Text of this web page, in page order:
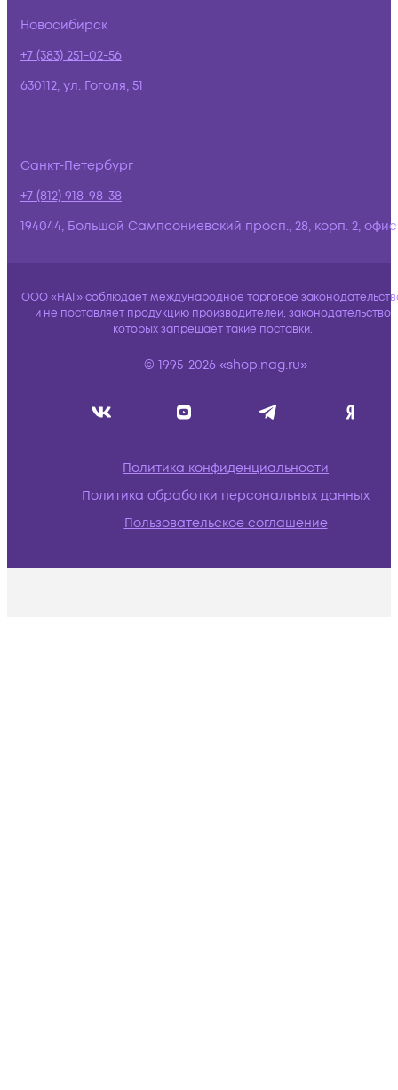
Новосибирск
+7 (383) 251-02-56
630112, ул. Гоголя, 51
Санкт-Петербург
+7 (812) 918-98-38
194044, Большой Сампсониевский просп., 28, корп. 2,
ООО «НАГ» соблюдает международное торговое
и не поставляет продукцию производителей, законодательство
которых запрещает такие поставки.
© 1995-2026 «shop.nag.ru»
Политика конфиденциальности
Политика обработки персональных данных
Пользовательское соглашение